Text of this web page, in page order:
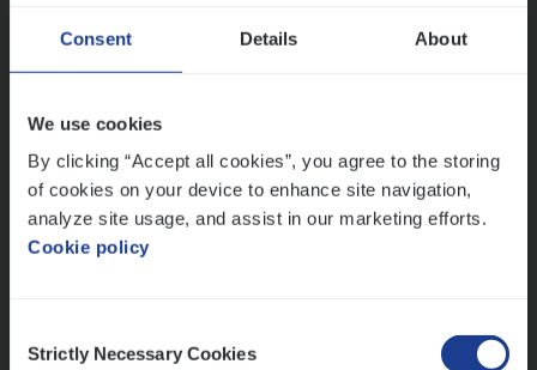
Consent Details About
We use cookies
By clicking “Accept all cookies”, you agree to the storing
of cookies on your device to enhance site navigation,
analyze site usage, and assist in our marketing efforts.
Cookie policy
Selection
Strictly Necessary Cookies
Antwerpen
Lees onze verhalen
Meer dan collega’s: hoe Julie en Aurélie elkaar
versterken
Mathias houdt van diepgaande dossiers én droge